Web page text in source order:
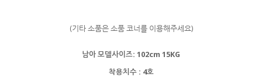
(기타 소품은 소품 코너를 이용해주세요)
남아 모델사이즈: 102cm 15KG
착용치수 : 4호